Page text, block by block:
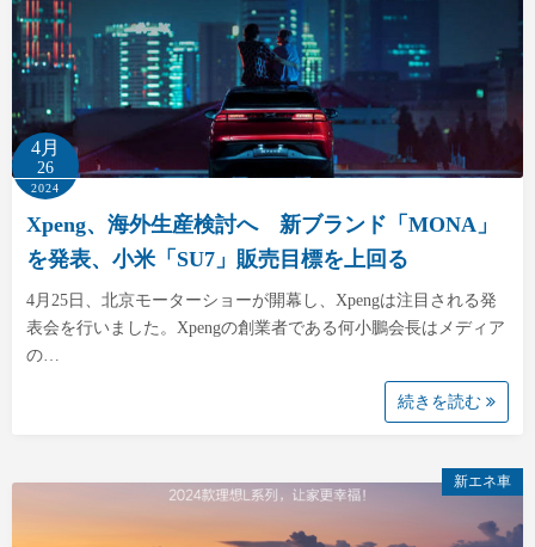
4月
26
2024
Xpeng、海外生産検討へ 新ブランド「MONA」
を発表、小米「SU7」販売目標を上回る
4月25日、北京モーターショーが開幕し、Xpengは注目される発
表会を行いました。Xpengの創業者である何小鵬会長はメディア
の…
続きを読む
新エネ車